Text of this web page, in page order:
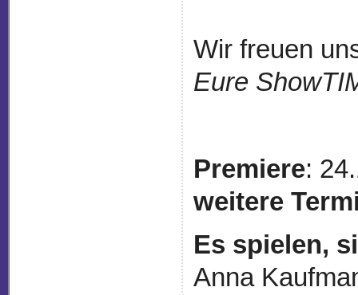
Wir freuen
Eure
Premiere:
weitere
Es spielen,
Anna